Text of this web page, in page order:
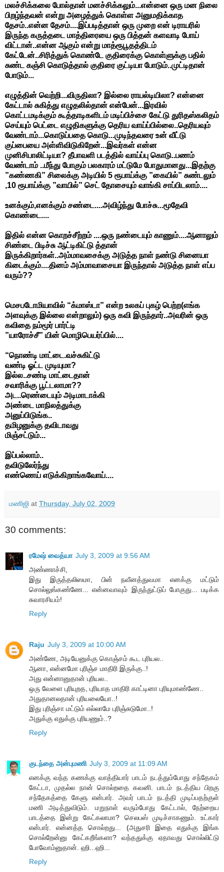
மலச்சிக்கலை போல்தான் மனச்சிக்கலும்...என்னை ஒரு மன நிலை
பிறழ்ந்தவன் என்று அழைத்துக் கொள்ள அனுமதிக்காத
தேசம்..என்ன தேசம்....இப்படித்தான் ஒரு முறை என் டிராயரில்
இருந்த கருத்தடை மாத்திரையை ஒரு பித்தன் களவாடி போய்
விட்டான்..என்ன ஆகும் என்று மாத்ரூபூதத்திடம்
கேட்டேன்..சிரித்துக் கொண்டே குதிரைக்கு கொள்ளுக்கு பதில்
சுண்ட கஞ்சி கொடுத்தால் குதிரை குட்டியா போடும்..முட்டிதான்
போடும்...
எழுத்தின் வெற்றி...விருதிலா? இல்லை ராயல்டியிலா? என்னை
கேட்டால் சுகித்து எழுதலில்தான் என்பேன்...இரவில்
கொட்டமடிக்கும் கூத்தாடிகளிடம் மடிப்பிச்சை கேட்டு துரிதஸ்கலிதம்
செய்யும் பெட்டை எழுதிகளுக்கு தெரிய வாய்ப்பில்லை..தெரியவும்
வேண்டாம்...கொடுப்பதை கொடு...முடிந்தவரை உன் வீட்டு
குப்பையை அள்ளிவிடுகிறேன்...இவர்கள் என்ன
முனிசிபாலிட்டியா? தீபாவளி படத்தில் வாய்ப்பு கொடு..பணம்
வேண்டாம் ..மீந்து போகும் பலகாரம் மட்டுமே போதுமானது...இதற்கு
”கண்ணகி” சிலைக்கு அடியில் 5 ரூபாய்க்கு ”கையில்” சுண்டலும்
,10 ரூபாய்க்கு ”வாயில்” செட் தோசையும் வாங்கி சாப்பிடலாம்....
உனக்கும்,எனக்கும் சண்டை....அவிழ்ந்து போச்சு...மூதேவி
கொண்டை....
இதில் என்ன கொறச்சீற்றம் ....ஒரு நண்டையும் காணும்....ஆனாலும்
சிண்டை பிடிச்சு ஆட்டிகிட்டு த்தான்
இருக்கிறார்கள்..அம்மாவசைக்கு அடுத்த நாள் நண்டு சினையா
கிடைக்கும்....தினம் அம்மாவாசையா இருந்தால் அடுத்த நாள் எப்ப
வரும்??
மெசபடோமியாவில் “க்மாஸ்டா” என்ற உலகப் புகழ் பெற்ற(எங்க
அளவுக்கு இல்லை என்றாலும்) ஒரு கவி இருந்தார்..அவரின் ஒரு
கவிதை நம்மூர் பார்ட்டி
”யாரோச்சீ” யின் மொழிபெயர்ப்பில்....
“நொண்டி மாட்டை.வச்சுகிட்டு
வண்டி ஓட்ட முடியுமா?
இல்ல..சண்டி மாட்டைதான்
சவாரிக்கு பூட்டலாமா??
அட..ரெண்டையும் அடிமாடாக்கி
அண்டை மாநிலத்துக்கு
அனுப்பிடுங்க..
தமிழனுக்கு தவிடாவது
மிஞ்சட்டும்...
இப்பல்லாம்..
தவிடுலேர்ந்து
எண்ணெய் எடுக்கிறாங்கவோய்....
மணிஜி at Thursday, July 02, 2009
30 comments:
ரமேஷ் வைத்யா July 3, 2009 at 9:56 AM
அண்ணாச்சி,
இது இருத்தலிஸமா, பின் நவீனத்துவமா எனக்கு மட்டும்
சொல்லுங்கண்ணே... என்னவாவும் இருந்துட்டுப் போகுது... படிக்க
சுவாரசியம்!
Reply
Raju July 3, 2009 at 10:00 AM
அண்ணே, அடியேனுக்கு கொஞ்சம் கூட‌ புரியல..
ஆனா, என்னமோ புரிஞ்ச மாதிரி இருக்கு..!
அது என்னானுதான் புரியல..
ஒரு வேளை புரியுறத, புரியாத மாதிரி காட்டினா புரியுமாண்ணே..
அதுதானலதான் புரியலையோ..!
இது புரிஞ்சா மட்டும் எல்லாமே புரிஞ்சுடுமோ..!
அதுக்கு எதுக்கு புரியணும்..?
Reply
குடந்தை அன்புமணி July 3, 2009 at 11:09 AM
எனக்கு வந்த கணக்கு வாத்தியார் பாடம் நடத்தும்போது சந்தேகம்
கேட்டா, முதல்ல நான் சொல்றதை கவனி. பாடம் நடத்திய பிறகு
சந்தேகத்தை கேளு என்பார். அவர் பாடம் நடத்தி முடிப்பதற்குள்
மணி அடித்துவிடும். மறுநாள் வரும்போது கேட்டால், நேற்றைய
பாடத்தை இன்று கேட்கலாமா? செலபஸ் முடிச்சாகணும். உட்கார்
என்பார். என்னத்த சொல்றது... (அதுசரி இதை எதுக்கு இங்க
சொல்றேன்னு கேட்கறீங்களா? வந்ததுக்கு ஏதாவது சொல்லிட்டு
போவோம்னுதான். ஹி...ஹி...
Reply